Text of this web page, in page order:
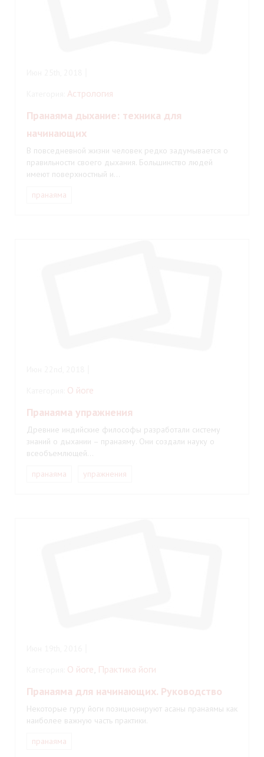
Астрология
Пранаяма дыхание: техника для
начинающих
В повседневной жизни человек редко задумывается о
правильности своего дыхания. Большинство людей
имеют поверхностный и…
пранаяма
О йоге
Пранаяма упражнения
Древние индийские философы разработали систему
знаний о дыхании – пранаяму. Они создали науку о
всеобъемлющей…
пранаяма
упражнения
О йоге, Практика йоги
Пранаяма для начинающих. Руководство
Некоторые гуру йоги позиционируют асаны пранаямы как
наиболее важную часть практики.
пранаяма